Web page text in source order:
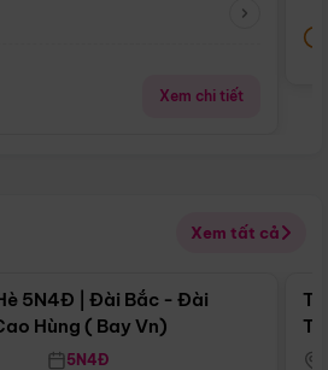
Xem chi tiết
Xem tất cả
Điểm nổi bật
5N4Đ | Đài Bắc - Đài
Hùng ( Bay Vn)
5N4Đ